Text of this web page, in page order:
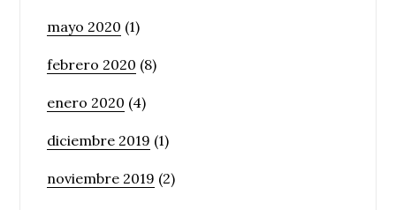
mayo 2020 (1)
febrero 2020 (8)
enero 2020 (4)
diciembre 2019 (1)
noviembre 2019 (2)